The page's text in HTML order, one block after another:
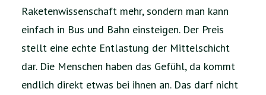
Raketenwissenschaft mehr, sondern man kann
einfach in Bus und Bahn einsteigen. Der Preis
stellt eine echte Entlastung der Mittelschicht
dar. Die Menschen haben das Gefühl, da kommt
endlich direkt etwas bei ihnen an. Das darf nicht